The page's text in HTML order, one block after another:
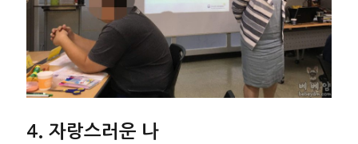
자랑스러운 나